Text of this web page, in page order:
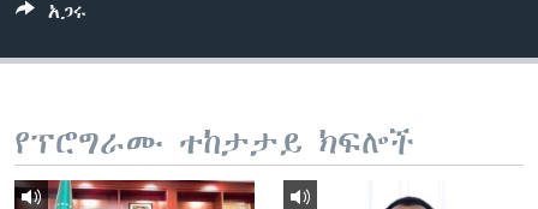
አጋሩ
የፕሮግራሙ ተከታታይ ክፍሎች